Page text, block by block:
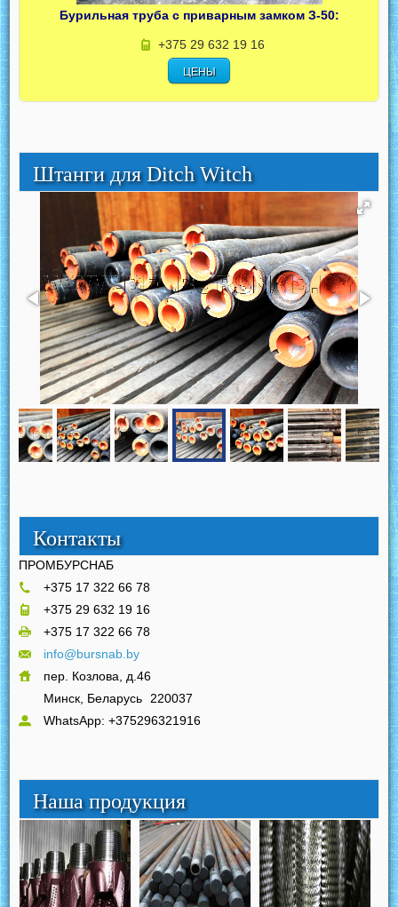
Бурильная труба с приварным замком З-50:
+375 29 632 19 16
ЦЕНЫ
Штанги для Ditch Witch
Контакты
ПРОМБУРСНАБ
+375 17 322 66 78
+375 29 632 19 16
+375 17 322 66 78
info@bursnab.by
пер. Козлова, д.46
Минск, Беларусь 220037
WhatsApp: +375296321916
Наша продукция